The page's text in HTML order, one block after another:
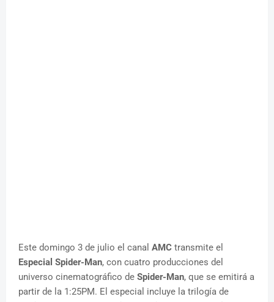
Este domingo 3 de julio el canal AMC transmite el
Especial Spider-Man, con cuatro producciones del
universo cinematográfico de Spider-Man, que se emitirá a
partir de la 1:25PM. El especial incluye la trilogía de